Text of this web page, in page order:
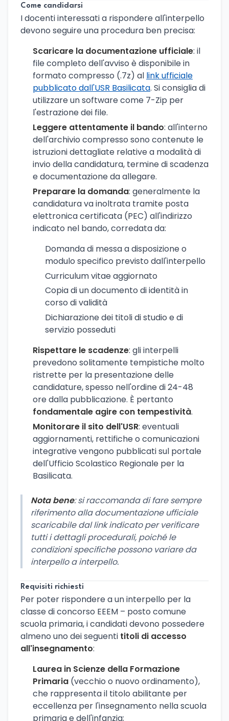
Come candidarsi
I docenti interessati a rispondere all'interpello
devono seguire una procedura ben precisa:
Scaricare la documentazione ufficiale: il
file completo dell'avviso è disponibile in
formato compresso (.7z) al link ufficiale
pubblicato dall'USR Basilicata. Si consiglia di
utilizzare un software come 7-Zip per
l'estrazione dei file.
Leggere attentamente il bando: all'interno
dell'archivio compresso sono contenute le
istruzioni dettagliate relative a modalità di
invio della candidatura, termine di scadenza
e documentazione da allegare.
Preparare la domanda: generalmente la
candidatura va inoltrata tramite posta
elettronica certificata (PEC) all'indirizzo
indicato nel bando, corredata da:
Domanda di messa a disposizione o
modulo specifico previsto dall'interpello
Curriculum vitae aggiornato
Copia di un documento di identità in
corso di validità
Dichiarazione dei titoli di studio e di
servizio posseduti
Rispettare le scadenze: gli interpelli
prevedono solitamente tempistiche molto
ristrette per la presentazione delle
candidature, spesso nell'ordine di 24-48
ore dalla pubblicazione. È pertanto
fondamentale agire con tempestività.
Monitorare il sito dell'USR: eventuali
aggiornamenti, rettifiche o comunicazioni
integrative vengono pubblicati sul portale
dell'Ufficio Scolastico Regionale per la
Basilicata.
Nota bene: si raccomanda di fare sempre
riferimento alla documentazione ufficiale
scaricabile dal link indicato per verificare
tutti i dettagli procedurali, poiché le
condizioni specifiche possono variare da
interpello a interpello.
Requisiti richiesti
Per poter rispondere a un interpello per la
classe di concorso EEEM – posto comune
scuola primaria, i candidati devono possedere
almeno uno dei seguenti titoli di accesso
all'insegnamento:
Laurea in Scienze della Formazione
Primaria (vecchio o nuovo ordinamento),
che rappresenta il titolo abilitante per
eccellenza per l'insegnamento nella scuola
primaria e dell'infanzia;